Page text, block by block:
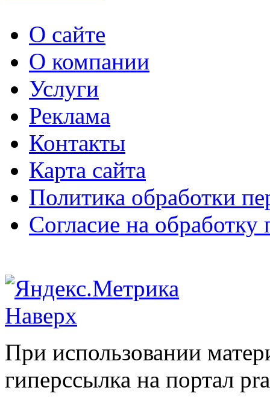
О сайте
О компании
Услуги
Реклама
Контакты
Карта сайта
Политика обработки
Согласие на
Наверх
При использовании
гиперссылка на портал